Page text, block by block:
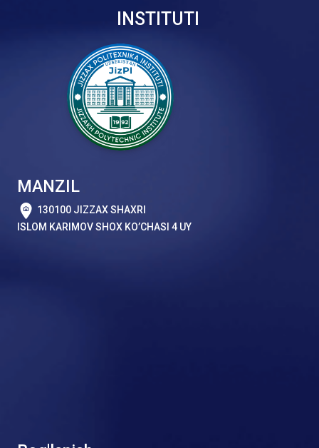
INSTITUTI
MANZIL
130100 JIZZAX SHAXRI
ISLOM KARIMOV SHOX KO’CHASI 4 UY